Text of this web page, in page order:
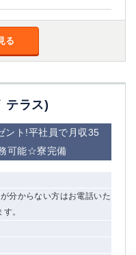
る
テラス)
ント!平社員で月収35
可能☆寮完備
分からない方はお電話いた
。